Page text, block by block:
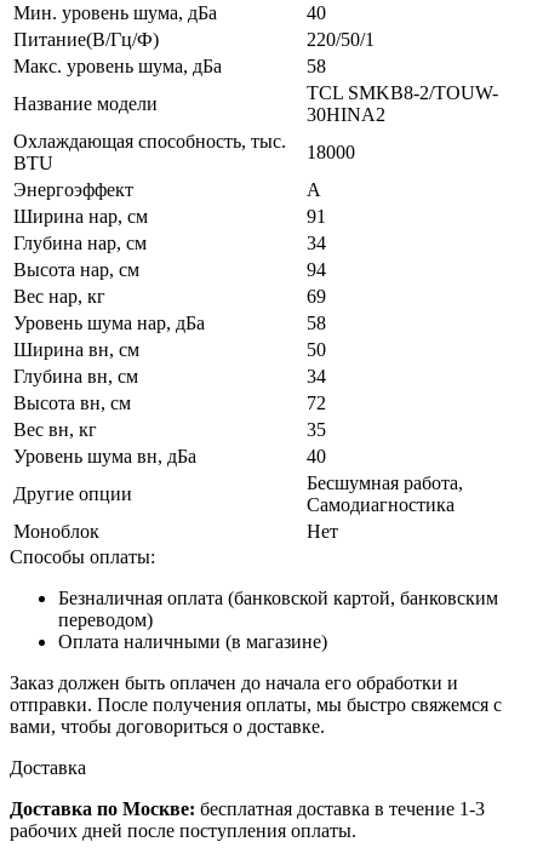
Мин. уровень шума, дБа
40
Питание(В/Гц/Ф)
220/50/1
Макс. уровень шума, дБа
58
Название модели
TCL SMKB8-2/TOUW-
30HINA2
Охлаждающая способность, тыс.
BTU
18000
Энергоэффект
А
Ширина нар, см
91
Глубина нар, см
34
Высота нар, см
94
Вес нар, кг
69
Уровень шума нар, дБа
58
Ширина вн, см
50
Глубина вн, см
34
Высота вн, см
72
Вес вн, кг
35
Уровень шума вн, дБа
40
Другие опции
Беcшумная работа,
Самодиагностика
Моноблок
Нет
Способы оплаты:
Безналичная оплата (банковской картой, банковским
переводом)
Оплата наличными (в магазине)
Заказ должен быть оплачен до начала его обработки и
отправки. После получения оплаты, мы быстро свяжемся с
вами, чтобы договориться о доставке.
Доставка
Доставка по Москве: бесплатная доставка в течение 1-3
рабочих дней после поступления оплаты.